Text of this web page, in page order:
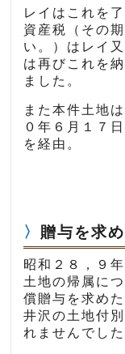
レイはこれを
資産税（その
い。）はレイ
は再びこれを
ました。
また本件土地
０年６月１７
を経由。
贈与を求
昭和２８，９
土地の帰属に
償贈与を求め
井沢の土地付
れませんでした